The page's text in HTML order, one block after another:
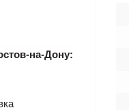
на-Дону: